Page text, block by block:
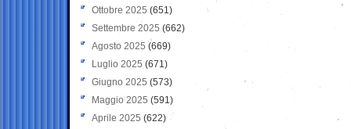
Ottobre 2025 (651)
Settembre 2025 (662)
Agosto 2025 (669)
Luglio 2025 (671)
Giugno 2025 (573)
Maggio 2025 (591)
Aprile 2025 (622)